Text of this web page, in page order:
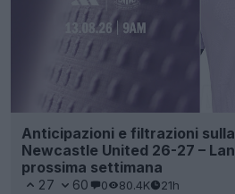
Anticipazioni e filtrazioni
Newcastle United 26-27 –
prossima settimana
27 60 0 80.4K 21h